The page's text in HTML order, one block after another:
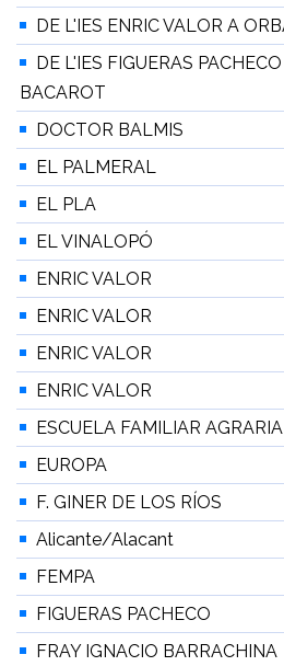
DE L'IES ENRIC VALOR A
DE L'IES FIGUERAS
BACAROT
DOCTOR BALMIS
EL PALMERAL
EL PLA
EL VINALOPÓ
ENRIC VALOR
ENRIC VALOR
ENRIC VALOR
ENRIC VALOR
ESCUELA FAMILIAR
EUROPA
F. GINER DE LOS RÍOS
Alicante/Alacant
FEMPA
FIGUERAS PACHECO
FRAY IGNACIO BARRACHINA